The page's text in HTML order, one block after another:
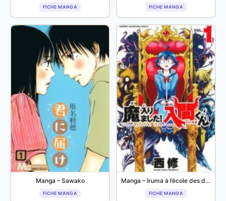
FICHE MANGA FICHE MANGA
Manga – Sawako
FICHE MANGA
Manga – Iruma à l’école des démons
FICHE MANGA